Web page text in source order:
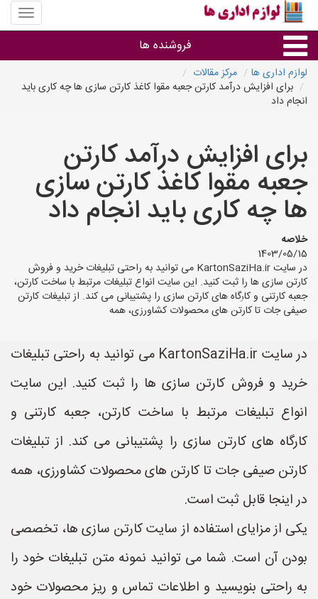
منوی
سایت
اداری
فروشنده ها
گروه ها
لوازم اداری ها
مرکز مقالات
برای افزایش درآمد کارتن جعبه مقوا کاغذ کارتن سازی ها چه کاری باید
انجام داد
برای افزایش درآمد کارتن
جعبه مقوا کاغذ کارتن سازی
ها چه کاری باید انجام داد
خلاصه
1403/05/15
در سایت KartonSaziHa.ir می توانید به راحتی تبلیغات خرید و فروش
کارتن سازی ها را ثبت کنید. این سایت انواع تبلیغات مرتبط با ساخت کارتن،
جعبه کارتنی و کارگاه های کارتن سازی را پشتیبانی می کند. از تبلیغات کارتن
صیفی جات تا کارتن های محصولات کشاورزی، همه
در سایت KartonSaziHa.ir می توانید به راحتی تبلیغات
خرید و فروش کارتن سازی ها را ثبت کنید. این سایت
انواع تبلیغات مرتبط با ساخت کارتن، جعبه کارتنی و
کارگاه های کارتن سازی را پشتیبانی می کند. از تبلیغات
کارتن صیفی جات تا کارتن های محصولات کشاورزی، همه
در اینجا قابل ثبت است.
یکی از مزایای استفاده از سایت کارتن سازی ها، تخصصی
بودن آن است. شما می توانید نمونه متن تبلیغات خود را
به راحتی بنویسید و اطلاعات تماس و ریز محصولات خود